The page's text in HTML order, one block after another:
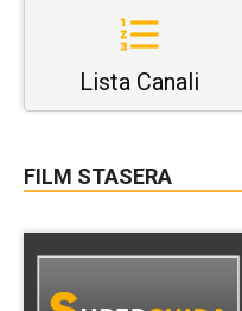
Lista Canali
FILM STASERA